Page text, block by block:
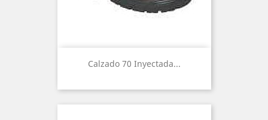
Calzado 70 Inyectada...